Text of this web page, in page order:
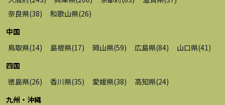
奈良県(38) 和歌山県(26)
中国
鳥取県(14) 島根県(17) 岡山県(59) 広島県(84) 山口県(41 )
四国
徳島県(26) 香川県(35) 愛媛県(38) 高知県(24)
九州・沖縄